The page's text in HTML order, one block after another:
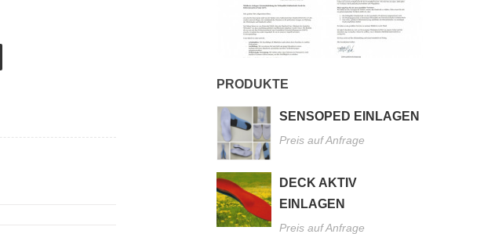
PRODUKTE
SENSOPED EINLAGEN
Preis auf Anfrage
DECK AKTIV
EINLAGEN
Preis auf Anfrage